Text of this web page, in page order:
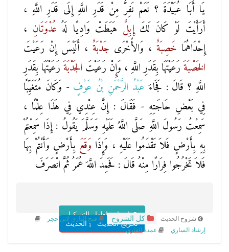
يَا أَبَا عُبَيْدَةَ ؟ نَعَمْ نَفِرُّ مِنْ قَدَرِ اللَّهِ إِلَى قَدَرِ اللَّهِ ،
أَرَأَيْتَ لَوْ كَانَ لَكَإِبِلٌ هَبَطَتْ وَادِيًا لَهُ عُدْوَتَانِ ،
إِحْدَاهُمَا خَصِبَةٌ ، وَالأُخْرَى جَدْبَةٌ ، أَلَيْسَ إِنْ رَعَيْتَ
الخَصْبَةَ رَعَيْتَهَا بِقَدَرِ اللَّهِ ، وَإِنْ رَعَيْتَ الجَدْبَةَ رَعَيْتَهَا بِقَدَرِ
اللَّهِ ؟ قَالَ : فَجَاءَ عَبْدُ الرَّحْمَنِ بْنُ عَوْفٍ - وَكَانَ مُتَغَيِّبًا
فِي بَعْضِ حَاجَتِهِ - فَقَالَ : إِنَّ عِنْدِي فِي هَذَا عِلْمًا ،
سَمِعْتُ رَسُولَ اللَّهِ صَلَّى اللَّهُ عَلَيْهِ وَسَلَّمَ يَقُولُ : إِذَا سَمِعْتُمْ
بِهِ بِأَرْضٍ فَلاَ تَقْدَمُوا عَلَيْهِ ، وَإِذَا وَقَعَ بِأَرْضٍ وَأَنْتُمْ بِهَا
فَلاَ تَخْرُجُوا فِرَارًا مِنْهُ قَالَ : فَحَمِدَ اللَّهَ عُمَرُ ثُمَّ انْصَرَفَ
اخفاء واظهار التشكيل
تخريج الحديثشروح الحديث
شروح الحديث كل الشروح
فتح الباري لابن حجر
إرشاد الساري
عمدة القاري